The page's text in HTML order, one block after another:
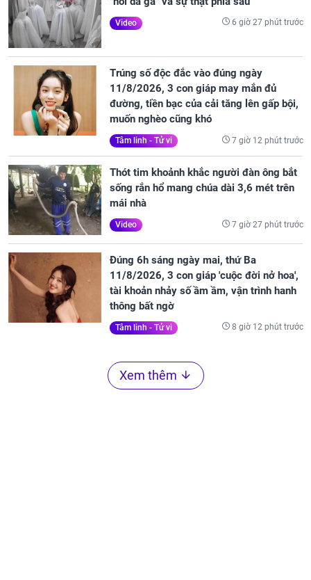
Video 6 giờ 27 phút trước
Trúng số độc đắc vào đúng ngày
11/8/2026, 3 con giáp may mắn đủ
đường, tiền bạc của cải tăng lên gấp bội,
muốn nghèo cũng khó
Tâm linh - Tử vi 7 giờ 12 phút trước
Thót tim khoảnh khắc người đàn ông bắt
sống rắn hổ mang chúa dài 3,6 mét trên
mái nhà
Video 7 giờ 27 phút trước
Đúng 6h sáng ngày mai, thứ Ba
11/8/2026, 3 con giáp 'cuộc đời nở hoa',
tài khoản nhảy số ầm ầm, vận trình hanh
thông bất ngờ
Tâm linh - Tử vi 8 giờ 12 phút trước
Xem thêm